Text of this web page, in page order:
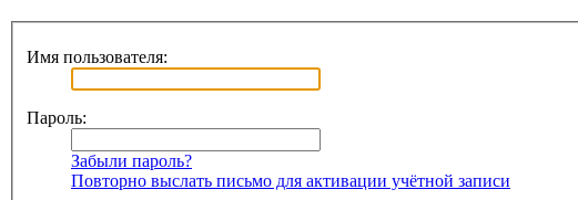
Имя пользователя:
Пароль:
Забыли пароль?
Повторно выслать письмо для активации учётной записи